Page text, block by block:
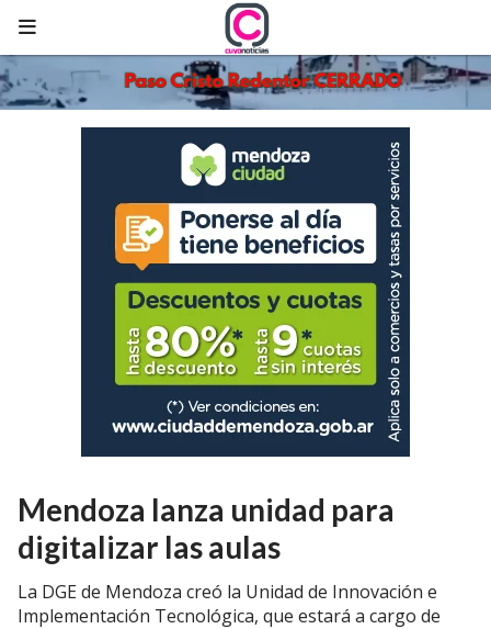
Mendoza lanza unidad para
digitalizar las aulas
La DGE de Mendoza creó la Unidad de Innovación e
Implementación Tecnológica, que estará a cargo de